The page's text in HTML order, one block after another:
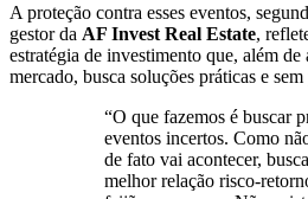
A proteção contra esses eventos,
gestor da AF Invest Real Estate,
estratégia de investimento que, além
mercado, busca soluções práticas e
“O que fazemos é buscar
eventos incertos. Como
de fato vai acontecer,
melhor relação risco-